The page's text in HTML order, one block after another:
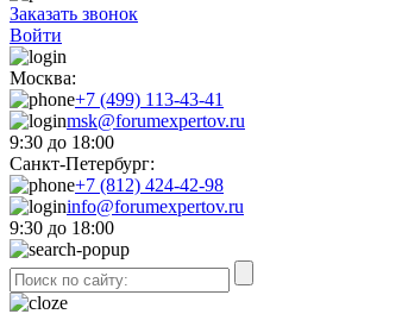
Заказать звонок
Войти
Москва:
+7 (499) 113-43-41
msk@forumexpertov.ru
9:30 до 18:00
Санкт-Петербург:
+7 (812) 424-42-98
info@forumexpertov.ru
9:30 до 18:00